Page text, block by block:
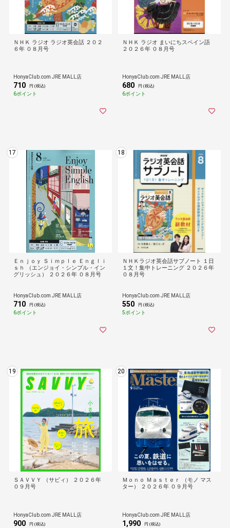
ＮＨＫ ラジオ ラジオ英会話 ２０２
６年 ０８月号
HonyaClub.com JRE MALL店
710 円 (税込)
6ポイント
ＮＨＫ ラジオ まいにちスペイン語
２０２６年 ０８月号
HonyaClub.com JRE MALL店
680 円 (税込)
6ポイント
17
Ｅｎｊｏｙ Ｓｉｍｐｌｅ Ｅｎｇｌｉ
ｓｈ （エンジョイ・シンプル・イン
グリッシュ） ２０２６年 ０８月号
HonyaClub.com JRE MALL店
710 円 (税込)
6ポイント
18
ＮＨＫラジオ英会話サブノート １日
１文！集中トレーニング ２０２６年
０８月号
HonyaClub.com JRE MALL店
550 円 (税込)
5ポイント
19
ＳＡＶＶＹ （サビィ） ２０２６年
０９月号
HonyaClub.com JRE MALL店
900 円 (税込)
20
Ｍｏｎｏ Ｍａｓｔｅｒ （モノ マス
ター） ２０２６年 ０９月号
HonyaClub.com JRE MALL店
1,990 円 (税込)